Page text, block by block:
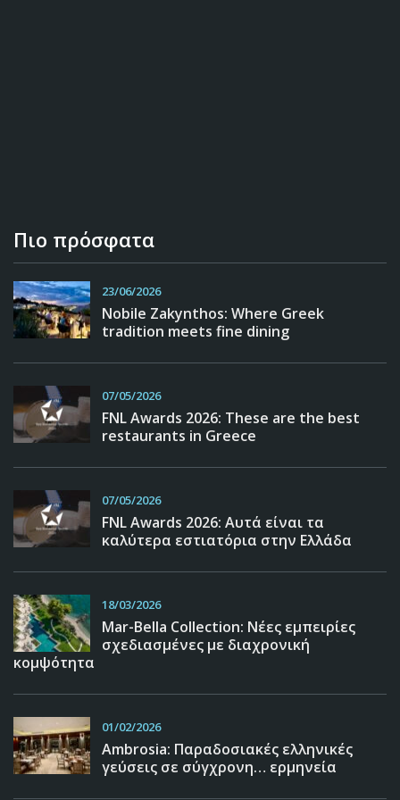
Πιο πρόσφατα
23/06/2026
Nobile Zakynthos: Where Greek
tradition meets fine dining
07/05/2026
FNL Awards 2026: These are the best
restaurants in Greece
07/05/2026
FNL Awards 2026: Αυτά είναι τα
καλύτερα εστιατόρια στην Ελλάδα
18/03/2026
Mar-Bella Collection: Νέες εμπειρίες
σχεδιασμένες με διαχρονική
κομψότητα
01/02/2026
Ambrosia: Παραδοσιακές ελληνικές
γεύσεις σε σύγχρονη… ερμηνεία